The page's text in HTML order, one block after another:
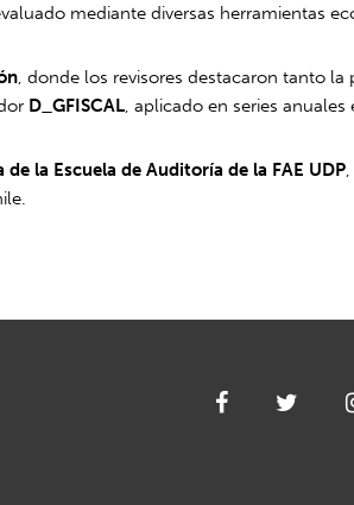
mediante diversas herramientas
, donde los revisores destacaron tanto
D_GFISCAL, aplicado en series anuales
la Escuela de Auditoría de la FAE UDP